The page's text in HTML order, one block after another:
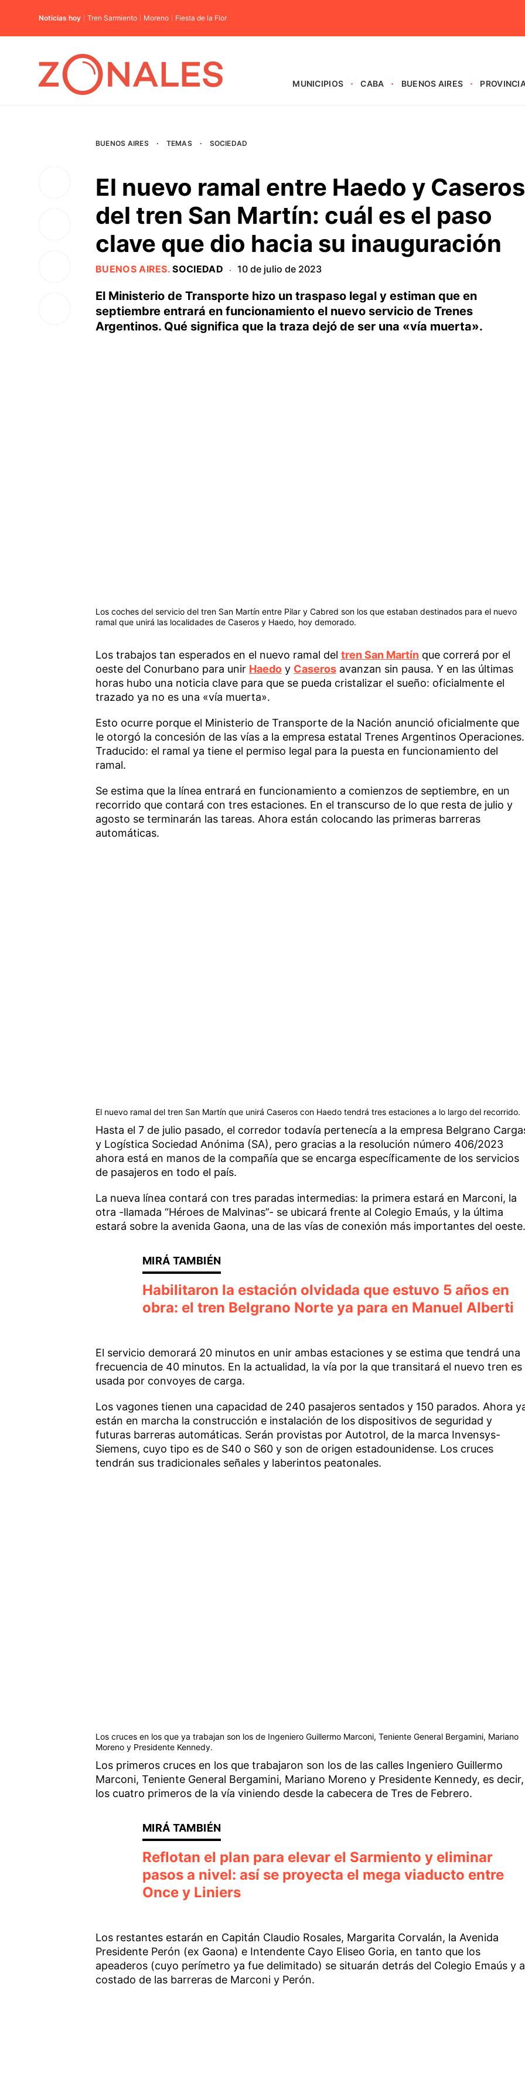
Noticias hoy Tren Sarmiento Moreno Fiesta de la Flor
MUNICIPIOS CABA BUENOS AIRES
BUENOS AIRES · TEMAS · SOCIEDAD
El nuevo ramal entre Haedo y Caseros
del tren San Martín: cuál es el paso
clave que dio hacia su inauguración
BUENOS AIRES.SOCIEDAD · 10 de julio de 2023
El Ministerio de Transporte hizo un traspaso legal y estiman que en
septiembre entrará en funcionamiento el nuevo servicio de Trenes
Argentinos. Qué significa que la traza dejó de ser una «vía muerta».
Los coches del servicio del tren San Martín entre Pilar y Cabred son los que estaban destinados para el nuevo
ramal que unirá las localidades de Caseros y Haedo, hoy demorado.
Los trabajos tan esperados en el nuevo ramal del tren San Martínque correrá por el
oeste del Conurbano para unir Haedoy Caserosavanzan sin pausa. Y en las últimas
horas hubo una noticia clave para que se pueda cristalizar el sueño: oficialmente el
trazado ya no es una «vía muerta».
Esto ocurre porque el Ministerio de Transporte de la Nación anunció oficialmente que
le otorgó la concesión de las vías a la empresa estatal Trenes Argentinos Operaciones.
Traducido: el ramal ya tiene el permiso legal para la puesta en funcionamiento del
ramal.
Se estima que la línea entrará en funcionamiento a comienzos de septiembre, en un
recorrido que contará con tres estaciones. En el transcurso de lo que resta de julio y
agosto se terminarán las tareas. Ahora están colocando las primeras barreras
automáticas.
El nuevo ramal del tren San Martín que unirá Caseros con Haedo tendrá tres estaciones a lo largo del recorrido.
Hasta el 7 de julio pasado, el corredor todavía pertenecía a la empresa Belgrano
y Logística Sociedad Anónima (SA), pero gracias a la resolución número 406/2023
ahora está en manos de la compañía que se encarga específicamente de los servicios
de pasajeros en todo el país.
La nueva línea contará con tres paradas intermedias: la primera estará en Marconi, la
otra -llamada “Héroes de Malvinas”- se ubicará frente al Colegio Emaús, y la última
estará sobre la avenida Gaona, una de las vías de conexión más importantes del oeste.
Habilitaron la estación olvidada que estuvo 5 años en
obra: el tren Belgrano Norte ya para en Manuel Alberti
El servicio demorará 20 minutos en unir ambas estaciones y se estima que tendrá una
frecuencia de 40 minutos. En la actualidad, la vía por la que transitará el nuevo tren es
usada por convoyes de carga.
Los vagones tienen una capacidad de 240 pasajeros sentados y 150 parados. Ahora
están en marcha la construcción e instalación de los dispositivos de seguridad y
futuras barreras automáticas. Serán provistas por Autotrol, de la marca Invensys-
Siemens, cuyo tipo es de S40 o S60 y son de origen estadounidense. Los cruces
tendrán sus tradicionales señales y laberintos peatonales.
Los cruces en los que ya trabajan son los de Ingeniero Guillermo Marconi, Teniente General Bergamini, Mariano
Moreno y Presidente Kennedy.
Los primeros cruces en los que trabajaron son los de las calles Ingeniero Guillermo
Marconi, Teniente General Bergamini, Mariano Moreno y Presidente Kennedy, es decir,
los cuatro primeros de la vía viniendo desde la cabecera de Tres de Febrero.
Reflotan el plan para elevar el Sarmiento y eliminar
pasos a nivel: así se proyecta el mega viaducto entre
Once y Liniers
Los restantes estarán en Capitán Claudio Rosales, Margarita Corvalán, la Avenida
Presidente Perón (ex Gaona) e Intendente Cayo Eliseo Goria, en tanto que los
apeaderos (cuyo perímetro ya fue delimitado) se situarán detrás del Colegio Emaús y
costado de las barreras de Marconi y Perón.